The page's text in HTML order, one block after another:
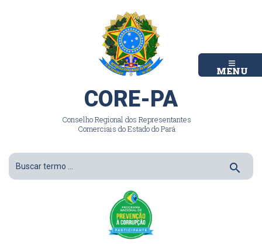
MENU
CORE-PA
Conselho Regional dos Representantes
Comerciais do Estado do Pará
search